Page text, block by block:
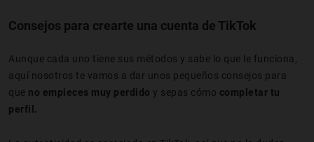
Consejos para crearte una cuenta de TikTok
Aunque cada uno tiene sus métodos y sabe lo que le funciona,
aquí nosotros te vamos a dar unos pequeños consejos para
que no empieces muy perdido y sepas cómo completar tu
perfil.